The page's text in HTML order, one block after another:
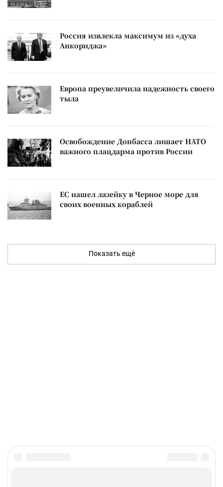
Россия извлекла максимум из «духа
Анкориджа»
Европа преувеличила надежность своего
тыла
Освобождение Донбасса лишает НАТО
важного плацдарма против России
ЕС нашел лазейку в Черное море для
своих военных кораблей
Показать ещё